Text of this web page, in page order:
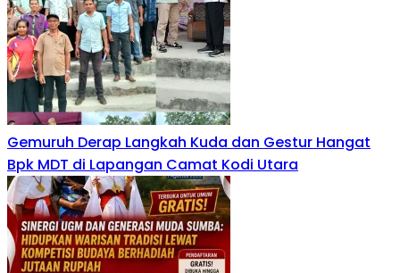
Gemuruh Derap Langkah Kuda dan Gestur Hangat
Bpk MDT di Lapangan Camat Kodi Utara